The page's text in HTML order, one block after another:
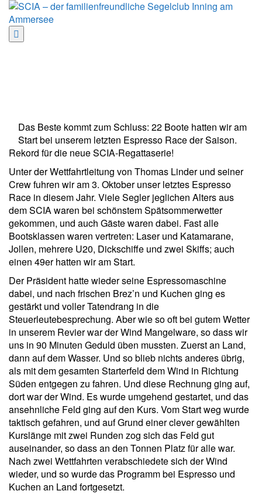
Zum
Inhalt
springen
Das Beste kommt zum Schluss: 22 Boote hatten wir am
Start bei unserem letzten Espresso Race der Saison.
Rekord für die neue SCIA-Regattaserie!
Unter der Wettfahrtleitung von Thomas Linder und seiner
Crew fuhren wir am 3. Oktober unser letztes Espresso
Race in diesem Jahr. Viele Segler jeglichen Alters aus
dem SCIA waren bei schönstem Spätsommerwetter
gekommen, und auch Gäste waren dabei. Fast alle
Bootsklassen waren vertreten: Laser und Katamarane,
Jollen, mehrere U20, Dickschiffe und zwei Skiffs; auch
einen 49er hatten wir am Start.
Der Präsident hatte wieder seine Espressomaschine
dabei, und nach frischen Brez’n und Kuchen ging es
gestärkt und voller Tatendrang in die
Steuerleutebesprechung. Aber wie so oft bei gutem Wetter
in unserem Revier war der Wind Mangelware, so dass wir
uns in 90 Minuten Geduld üben mussten. Zuerst an Land,
dann auf dem Wasser. Und so blieb nichts anderes übrig,
als mit dem gesamten Starterfeld dem Wind in Richtung
Süden entgegen zu fahren. Und diese Rechnung ging auf,
dort war der Wind. Es wurde umgehend gestartet, und das
ansehnliche Feld ging auf den Kurs. Vom Start weg wurde
taktisch gefahren, und auf Grund einer clever gewählten
Kurslänge mit zwei Runden zog sich das Feld gut
auseinander, so dass an den Tonnen Platz für alle war.
Nach zwei Wettfahrten verabschiedete sich der Wind
wieder, und so wurde das Programm bei Espresso und
Kuchen an Land fortgesetzt.